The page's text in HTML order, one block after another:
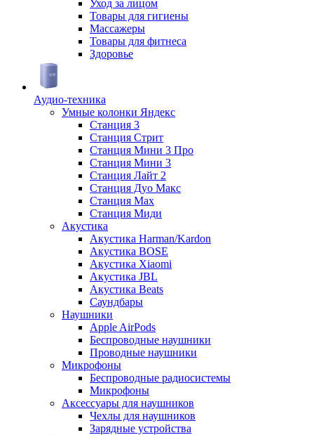
Уход за лицом
Товары для гигиены
Массажеры
Товары для фитнеса
Здоровье
Аудио-техника
Умные колонки Яндекс
Станция 3
Станция Стрит
Станция Мини 3 Про
Станция Мини 3
Станция Лайт 2
Станция Дуо Макс
Станция Max
Станция Миди
Акустика
Акустика Harman/Kardon
Акустика BOSE
Акустика Xiaomi
Акустика JBL
Акустика Beats
Саундбары
Наушники
Apple AirPods
Беспроводные наушники
Проводные наушники
Микрофоны
Беспроводные радиосистемы
Микрофоны
Аксессуары для наушников
Чехлы для наушников
Зарядные устройства